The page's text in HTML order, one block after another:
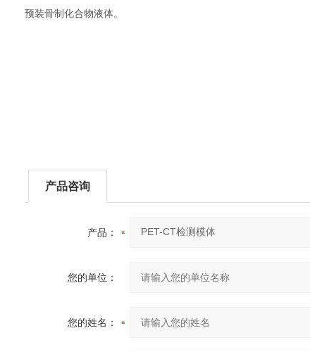
预装骨制化合物液体。
产品咨询
产品：
您的单位：
您的姓名：